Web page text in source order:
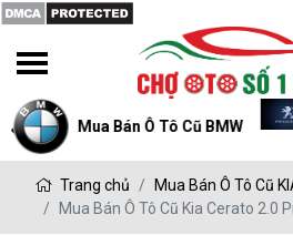
Mua Bán Ô Tô Cũ Peugeot
Trang chủ
Mua Bán Ô Tô Cũ
Mua Bán Ô Tô Cũ Kia Cerato 2.0